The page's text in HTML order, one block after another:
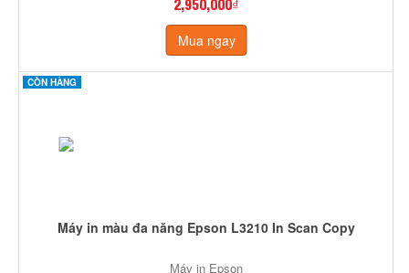
Mua ngay
CÒN HÀNG
Máy in màu đa năng Epson L3210 In Scan Copy
Máy in Epson